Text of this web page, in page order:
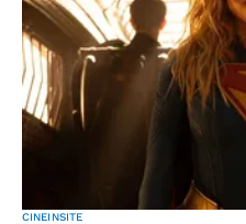
CINEINSITE